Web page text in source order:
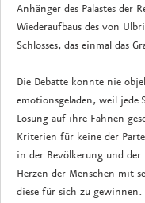
Anhänger des Palastes der
Wiederaufbaus des von
Schlosses, das einmal das
Die Debatte konnte nie
emotionsgeladen, weil jede
Lösung auf ihre Fahnen
Kriterien für keine der
in der Bevölkerung und
Herzen der Menschen mit
diese für sich zu